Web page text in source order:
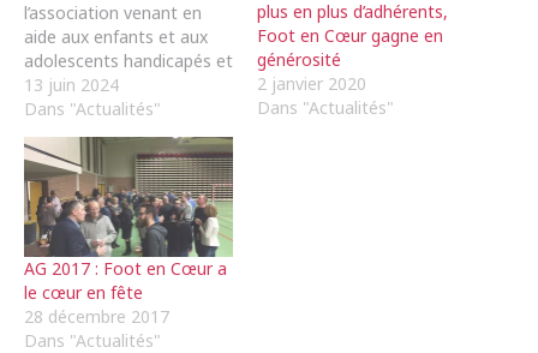
l’association venant en
aide aux enfants et aux
adolescents handicapés et
hospitalisés ! Foot en
cœur sera ainsi présent à
l’occasion des Jeux
paralympiques, au stade
de France à Paris, en
septembre, en compagnie
de deux IME, pour assister
à des finales d’épreuves
d’athlétisme.…
13 juin 2024
Dans "Actualités"
plus en plus d’adhérents,
Foot en Cœur gagne en
générosité
2 janvier 2020
Dans "Actualités"
AG 2017 : Foot en Cœur a
le cœur en fête
28 décembre 2017
Dans "Actualités"